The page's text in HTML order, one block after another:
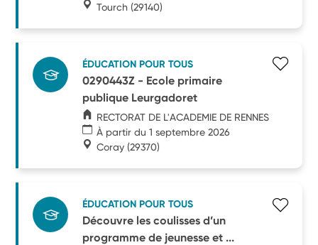
Tourch (29140)
ÉDUCATION POUR TOUS
0290443Z - Ecole primaire
publique Leurgadoret
RECTORAT DE L'ACADEMIE DE RENNES
À partir du 1 septembre 2026
Coray (29370)
ÉDUCATION POUR TOUS
Découvre les coulisses d’un
programme de jeunesse et ...